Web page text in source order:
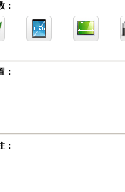
：
：
：